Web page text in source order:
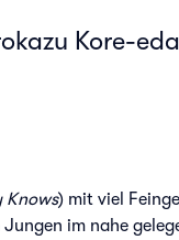
Kore-
Knows) mit viel
im nahe